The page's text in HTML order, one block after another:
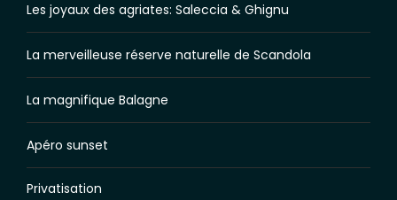
Les joyaux des agriates: Saleccia & Ghignu
La merveilleuse réserve naturelle de Scandola
La magnifique Balagne
Apéro sunset
Privatisation